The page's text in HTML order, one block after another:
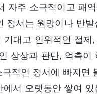
자주 소극적이고 패
정서는 원망이나 반
대고 인위적인 절
상상과 판단, 억측
적인 정서에 빠지면
서 오랫동안 쌓여